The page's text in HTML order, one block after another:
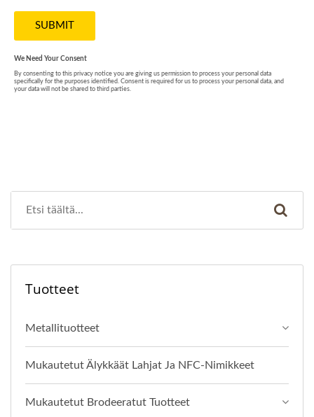
Tuotteet
Metallituotteet
Mukautetut Älykkäät Lahjat Ja NFC-Nimikkeet
Mukautetut Brodeeratut Tuotteet